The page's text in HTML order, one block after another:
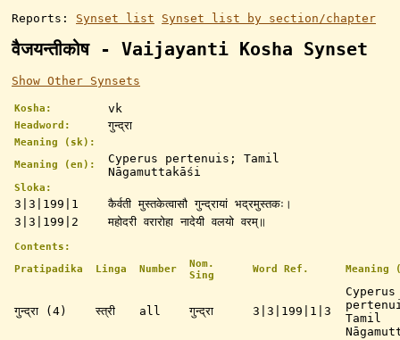
Reports: Synset list Synset list by section/chapter
वैजयन्तीकोष - Vaijayanti Kosha Synset
Show Other Synsets
Kosha: vk
Headword: गुन्द्रा
Meaning (sk):
Meaning (en):
Cyperus pertenuis; Tamil
Nāgamuttakāśi
Sloka:
3|3|199|1
कैर्वती मुस्तकेत्वासौ गुन्द्रायां भद्रमुस्तकः।
3|3|199|2
महोदरी वरारोहा नादेयी वलयो वरम्॥
Contents:
Pratipadika
Linga Number
Nom.
Sing
Word Ref. Meaning
गुन्द्रा (4) स्त्री all गुन्द्रा 3|3|199|1|3
Cyperus
Tamil